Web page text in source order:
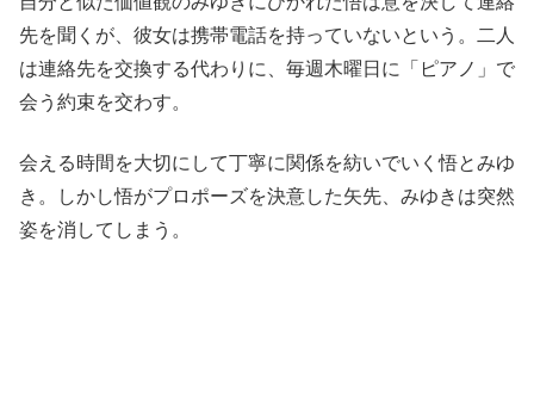
先を聞くが、彼女は携帯電話を持っていないという。二人
は連絡先を交換する代わりに、毎週木曜日に「ピアノ」で
会う約束を交わす。
会える時間を大切にして丁寧に関係を紡いでいく悟とみゆ
き。しかし悟がプロポーズを決意した矢先、みゆきは突然
姿を消してしまう。